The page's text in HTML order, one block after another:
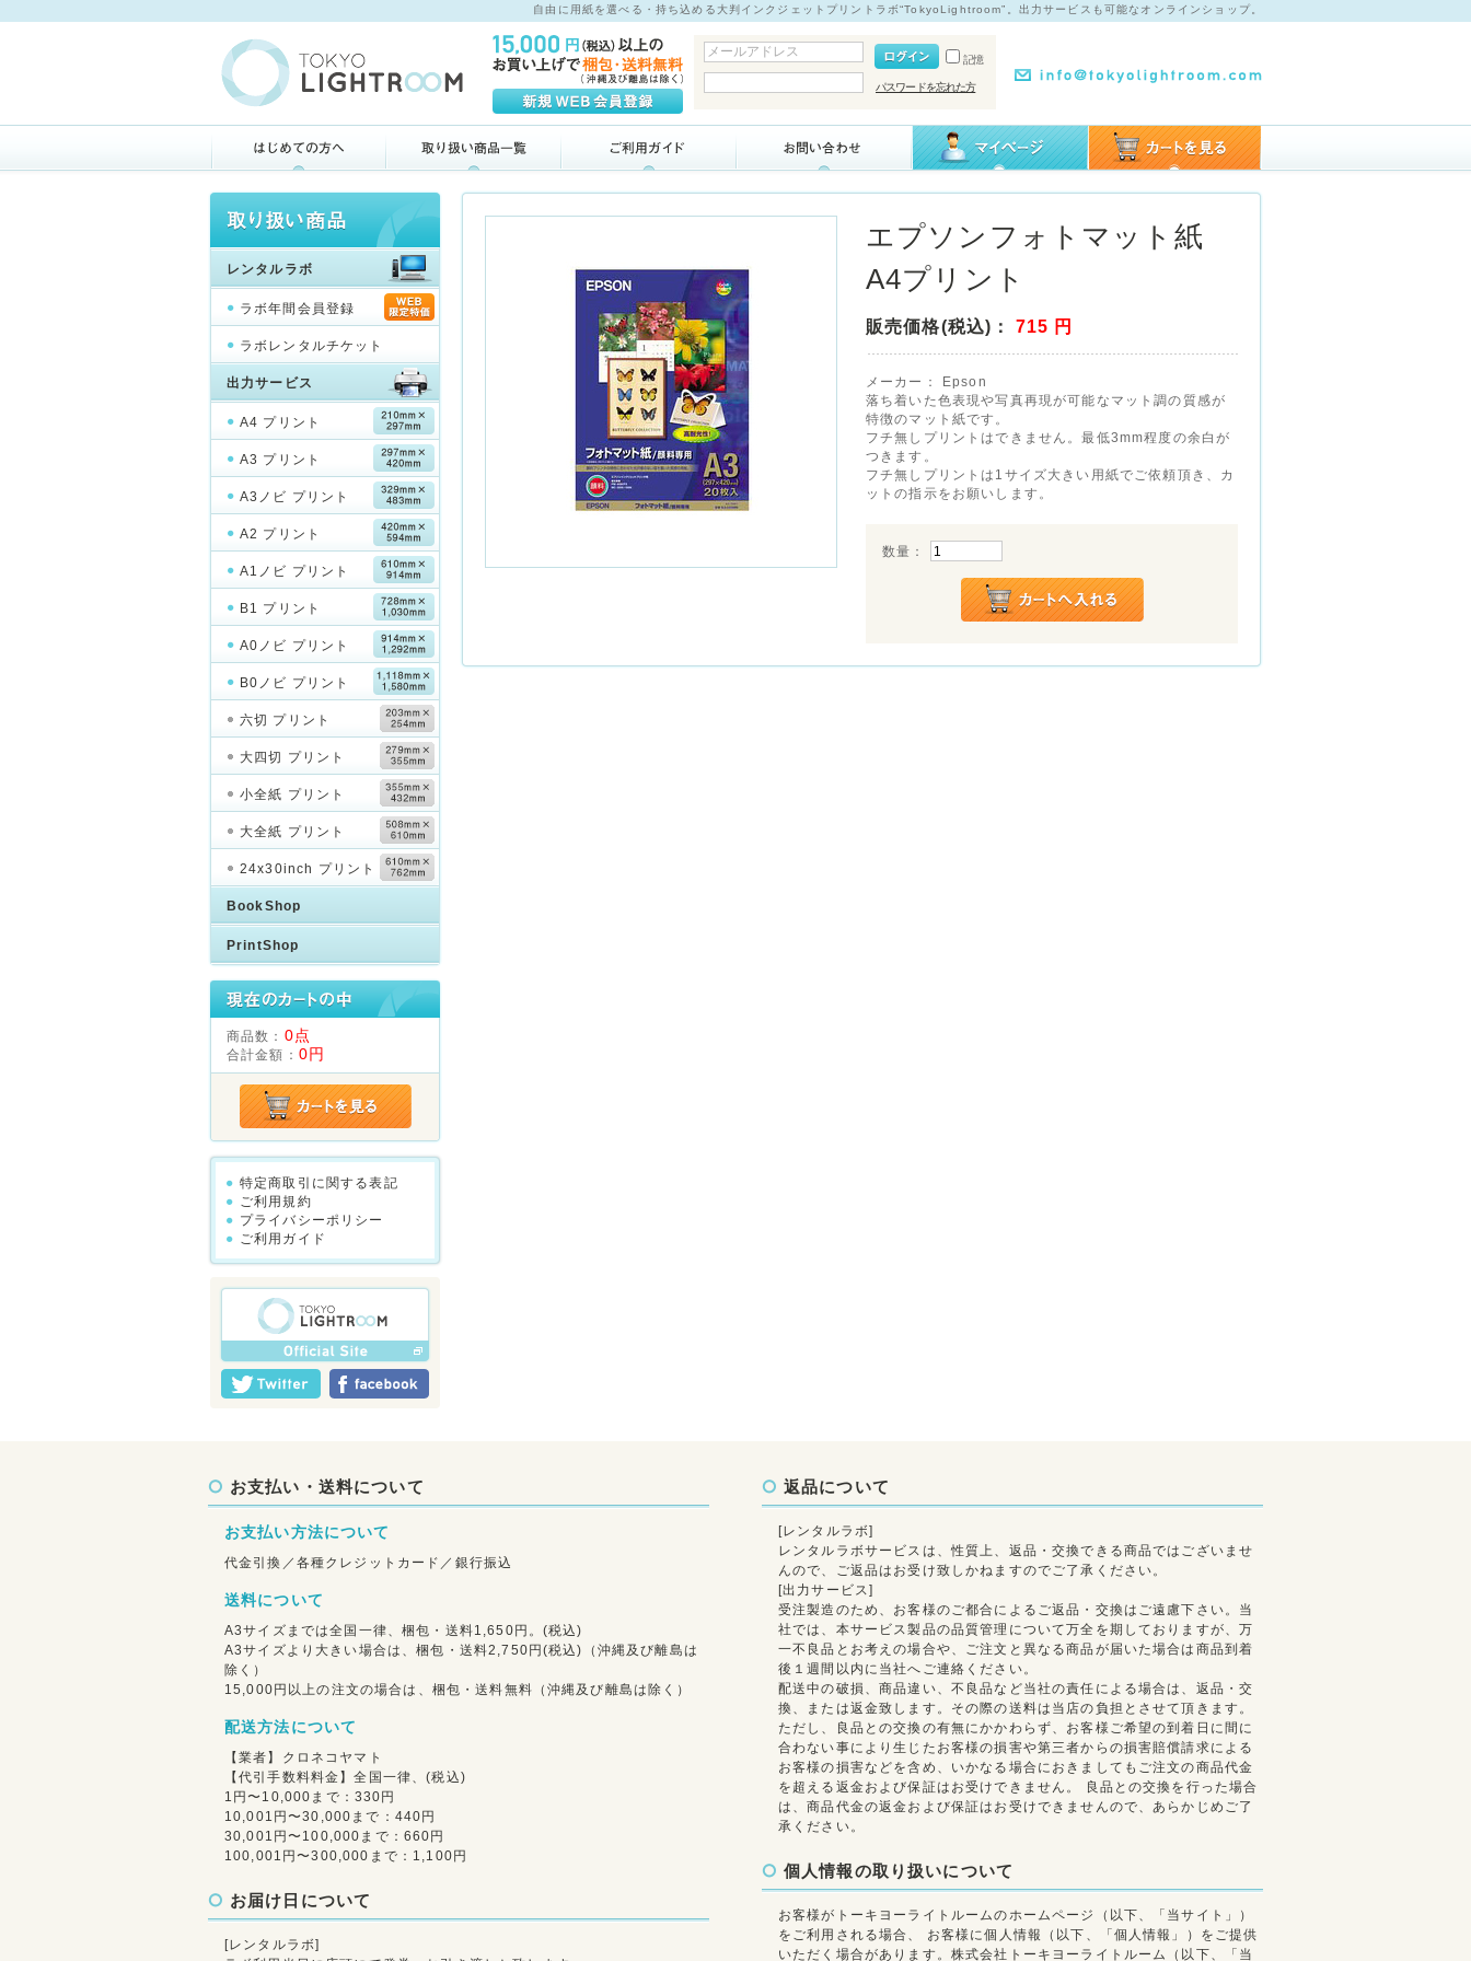
自由に用紙を選べる・持ち込める大判インクジェットプリントラボ“TokyoLightroom”。出力サービスも可能なオンラインショップ。
記憶
パスワードを忘れた方
レンタルラボ
ラボ年間会員登録
ラボレンタルチケット
出力サービス
A4 プリント
A3 プリント
A3ノビ プリント
A2 プリント
A1ノビ プリント
B1 プリント
A0ノビ プリント
B0ノビ プリント
六切 プリント
大四切 プリント
小全紙 プリント
大全紙 プリント
24x30inch プリント
BookShop
PrintShop
商品数： 0点
合計金額： 0円
特定商取引に関する表記
ご利用規約
プライバシーポリシー
ご利用ガイド
エプソンフォトマット紙
A4プリント
販売価格(税込)： 715 円
メーカー：
Epson
落ち着いた色表現や写真再現が可能なマット調の質感が
特徴のマット紙です。
フチ無しプリントはできません。最低3mm程度の余白が
つきます。
フチ無しプリントは1サイズ大きい用紙でご依頼頂き、カ
ットの指示をお願いします。
数量：
お支払い・送料について
お支払い方法について
代金引換／各種クレジットカード／銀行振込
送料について
A3サイズまでは全国一律、梱包・送料1,650円。(税込)
A3サイズより大きい場合は、梱包・送料2,750円(税込)（沖縄及び離島は
除く）
15,000円以上の注文の場合は、梱包・送料無料（沖縄及び離島は除く）
配送方法について
【業者】クロネコヤマト
【代引手数料料金】全国一律、(税込)
1円〜10,000まで：330円
10,001円〜30,000まで：440円
30,001円〜100,000まで：660円
100,001円〜300,000まで：1,100円
お届け日について
[レンタルラボ]
返品について
[レンタルラボ]
レンタルラボサービスは、性質上、返品・交換できる商品ではございませ
んので、ご返品はお受け致しかねますのでご了承ください。
[出力サービス]
受注製造のため、お客様のご都合によるご返品・交換はご遠慮下さい。当
社では、本サービス製品の品質管理について万全を期しておりますが、万
一不良品とお考えの場合や、ご注文と異なる商品が届いた場合は商品到着
後１週間以内に当社へご連絡ください。
配送中の破損、商品違い、不良品など当社の責任による場合は、返品・交
換、または返金致します。その際の送料は当店の負担とさせて頂きます。
ただし、良品との交換の有無にかかわらず、お客様ご希望の到着日に間に
合わない事により生じたお客様の損害や第三者からの損害賠償請求による
お客様の損害などを含め、いかなる場合におきましてもご注文の商品代金
を超える返金および保証はお受けできません。 良品との交換を行った場合
は、商品代金の返金および保証はお受けできませんので、あらかじめご了
承ください。
個人情報の取り扱いについて
お客様がトーキヨーライトルームのホームページ（以下、「当サイト」）
をご利用される場合、 お客様に個人情報（以下、「個人情報」）をご提供
いただく場合があります。株式会社トーキヨーライトルーム（以下、「当